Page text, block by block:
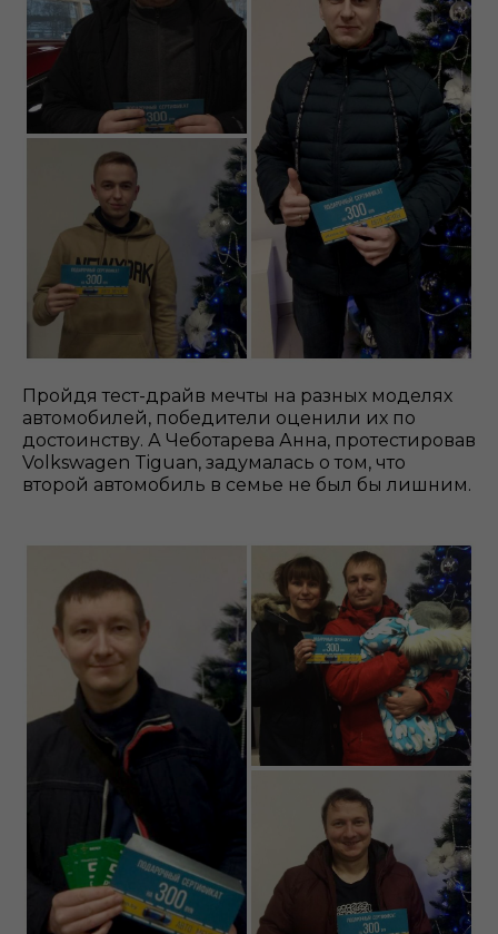
Пройдя тест-драйв мечты на разных моделях
автомобилей, победители оценили их по
достоинству. А Чеботарева Анна, протестировав
Volkswagen Tiguan, задумалась о том, что
второй автомобиль в семье не был бы лишним.